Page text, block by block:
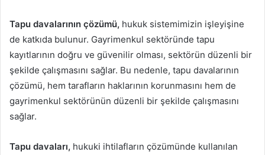
Tapu davalarının çözümü, hukuk sistemimizin işleyişine
de katkıda bulunur. Gayrimenkul sektöründe tapu
kayıtlarının doğru ve güvenilir olması, sektörün düzenli bir
şekilde çalışmasını sağlar. Bu nedenle, tapu davalarının
çözümü, hem tarafların haklarının korunmasını hem de
gayrimenkul sektörünün düzenli bir şekilde çalışmasını
sağlar.
Tapu davaları, hukuki ihtilafların çözümünde kullanılan